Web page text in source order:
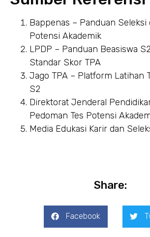
Bappenas – Panduan Seleksi
Potensi Akademik
LPDP – Panduan Beasiswa
Standar Skor TPA
Jago TPA – Platform Latihan
S2
Direktorat Jenderal
Pedoman Tes Potensi
Media Edukasi Karir dan
Share:
Facebook